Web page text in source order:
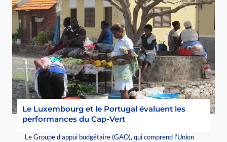
Le Luxembourg et le Portugal évaluent les
performances du Cap-Vert
Le Groupe d’appui budgétaire (GAO), qui comprend l’Union